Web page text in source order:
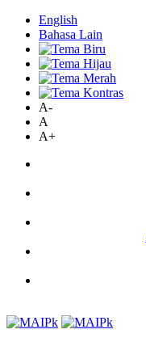
English
Bahasa Lain
A-
A
A+